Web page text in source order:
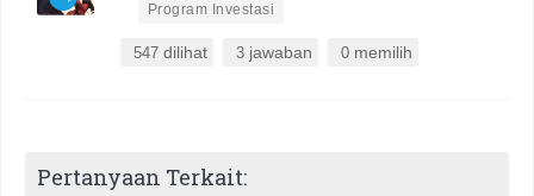
Program Investasi
547 dilihat 3 jawaban 0 memilih
Pertanyaan Terkait: